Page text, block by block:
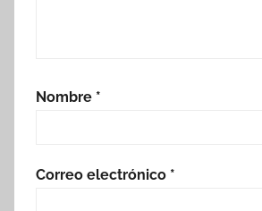
Nombre *
Correo electrónico *